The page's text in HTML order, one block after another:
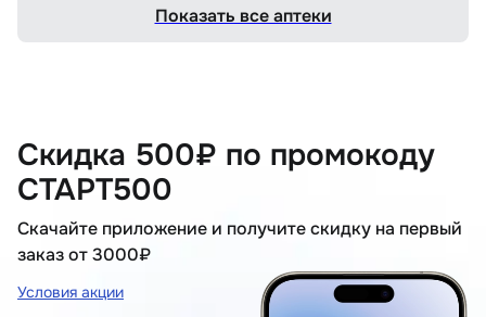
Показать все аптеки
Скидка 500₽ по промокоду
СТАРТ500
Скачайте приложение и получите скидку на первый
заказ от 3000₽
Условия акции